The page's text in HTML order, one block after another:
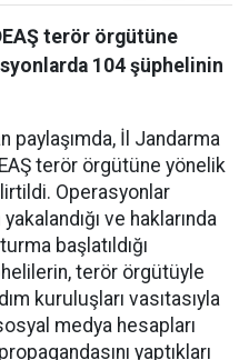
terör örgütüne
104 şüphelinin
paylaşımda, İl Jandarma
terör örgütüne yönelik
Operasyonlar
ve haklarında
başlatıldığı
terör örgütüyle
kuruluşları vasıtasıyla
medya hesapları
yaptıkları